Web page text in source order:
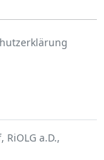
a.D.,